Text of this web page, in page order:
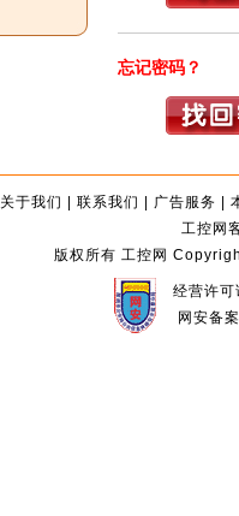
忘记密码？
关于我们 |联系我们 | 广告服务 |
工控网
版权所有 工控网
经营许
网安备